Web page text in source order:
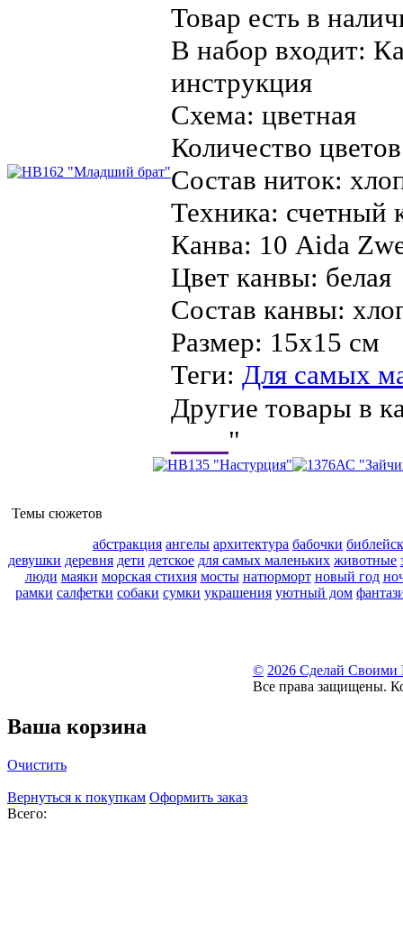
Товар есть в
В набор входит:
инструкция
Схема: цветная
Количество
Состав ниток:
Техника: счетный
Канва: 10 Aida
Цвет канвы: белая
Состав канвы:
Размер: 15х15 см
Теги: Для самых
Другие товары в
"
Темы сюжетов
абстракция ангелы архитектура бабочки
девушки деревня дети детское для самых маленьких животные
люди маяки морская стихия мосты натюрморт новый год
рамки салфетки собаки сумки украшения уютный дом
© 2026 Сделай Своими
Все права защищены.
Ваша корзина
Очистить
Вернуться к покупкам Оформить заказ
Всего: